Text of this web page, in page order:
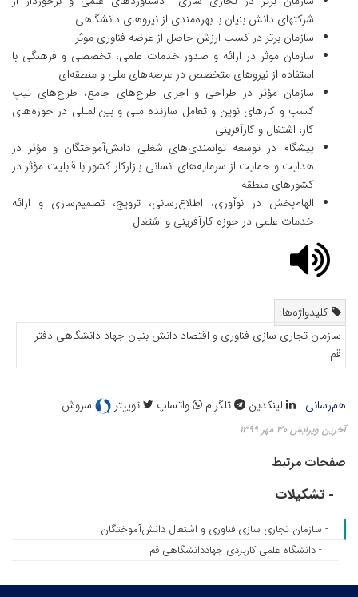
شرکتهای دانش بنیان با بهره‌مندی از نیروهای دانشگاهی
سازمان برتر در کسب ارزش حاصل از عرضه فناوری موثر
سازمان موثر در ارائه و صدور خدمات علمی، تخصصی و فرهنگی با
استفاده از نیروهای متخصص در عرصه‌های ملی و منطقه‌ای
سازمان مؤثر در طراحی و اجرای طرح‌های جامع، طرح‌های تیپ
کسب و کارهای نوین و تعامل سازنده ملی و بین‌المللی در حوزه‌های
کار، اشتغال و کارآفرینی
پیشگام در توسعه توانمندی‌های شغلی دانش‌آموختگان و مؤثر در
هدایت و حمایت از سرمایه‌های انسانی بازارکار کشور با قابلیت مؤثر در
کشورهای منطقه
الهام‌بخش در نوآوری، اطلاع‌رسانی، ترویج، تصمیم‌سازی و ارائه
خدمات علمی در حوزه کارآفرینی و اشتغال
کلیدواژه‌ها:
سازمان تجاری سازی فناوری و اقتصاد دانش بنیان جهاد دانشگاهی دفتر
قم
هم‌رسانی : لینکدین تلگرام واتساپ توییتر سروش
آخرین ویرایش ۳۰ مهر ۱۳۹۹
صفحات مرتبط
- تشکیلات
- سازمان تجاری سازی فناوری و اشتغال دانش‌آموختگان
- دانشگاه علمی کاربردی جهاددانشگاهی قم